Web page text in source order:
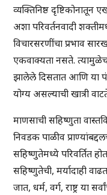
व्यक्तिनिष्ठ दृष्टिकोनातून
अशा परिवर्तनवादी
विचारसरणींचा प्रभाव
एकवाक्यता नसते.
झालेले दिसतात आणि या
योग्य असल्याची खात्री
माणसाची सहिष्णुता
निवडक पाळीव
सहिष्णुतेमध्ये परिवर्तित
सहिष्णुतेची, मर्यादाही
जात, धर्म, वर्ग, राष्ट्र या